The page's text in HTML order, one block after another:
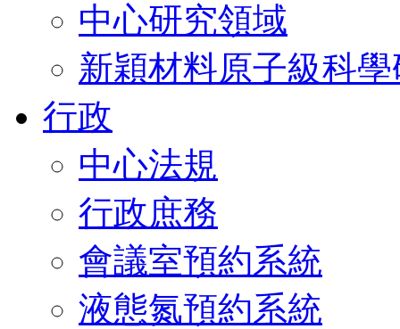
中心研究領域
新穎材料原子級科
行政
中心法規
行政庶務
會議室預約系統
液態氮預約系統